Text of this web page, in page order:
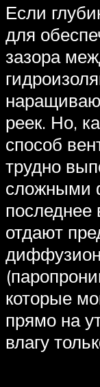
Если
для
зазора
реек. Но,
способ
трудно
сложными
последнее
отдают
которые
прямо на
влагу